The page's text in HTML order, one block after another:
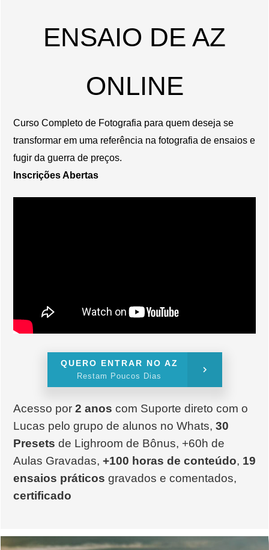
ENSAIO DE AZ
ONLINE
Curso Completo de Fotografia para quem deseja se
transformar em uma referência na fotografia de ensaios e
fugir da guerra de preços.
Inscrições Abertas
QUERO ENTRAR NO AZ
Restam Poucos Dias
Acesso por 2 anos com Suporte direto com o
Lucas pelo grupo de alunos no Whats, 30
Presets de Lighroom de Bônus, +60h de
Aulas Gravadas, +100 horas de conteúdo, 19
ensaios práticos gravados e comentados,
certificado